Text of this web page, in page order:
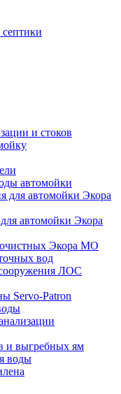
и стоков
автомойки
для автомойки Экора
автомойки Экора
Экора МО
вод
ЛОС
Servo-Patron
и выгребных ям
воды